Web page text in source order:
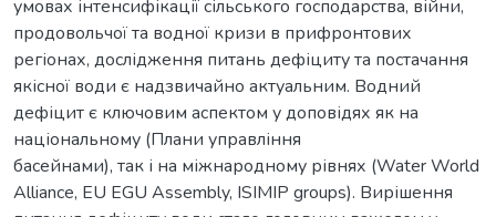
умовах інтенсифікації сільського господарства, війни,
продовольчої та водної кризи в прифронтових
регіонах, дослідження питань дефіциту та постачання
якісної води є надзвичайно актуальним. Водний
дефіцит є ключовим аспектом у доповідях як на
національному (Плани управління
басейнами), так і на міжнародному рівнях (Water World
Alliance, EU EGU Assembly, ISIMIP groups). Вирішення